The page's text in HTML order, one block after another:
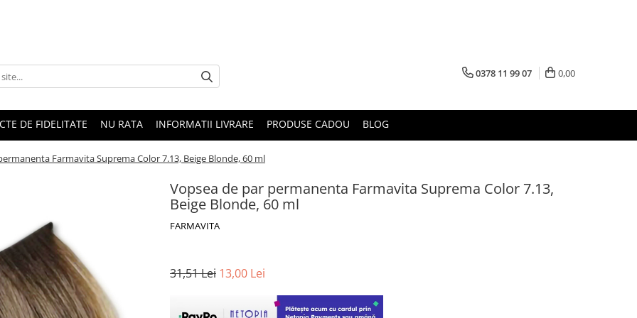
0378 11 99 07 0,00
DE FIDELITATE NU RATA INFORMATII LIVRARE PRODUSE CADOU BLOG
Farmavita Suprema Color 7.13, Beige Blonde, 60 ml
Vopsea de par permanenta Farmavita Suprema Color 7.13,
Beige Blonde, 60 ml
FARMAVITA
31,51 Lei 13,00 Lei